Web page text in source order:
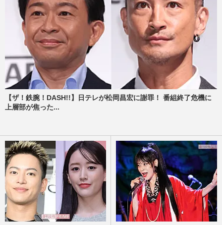
【ザ！鉄腕！DASH!!】日テレが松岡昌宏に謝罪！ 番組終了危機に
上層部が焦った...